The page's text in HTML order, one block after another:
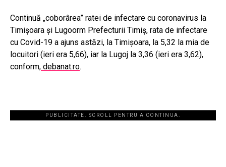
Continuă „coborârea” ratei de infectare cu coronavirus la
Timișoara și Lugoorm Prefecturii Timiș, rata de infectare
cu Covid-19 a ajuns astăzi, la Timișoara, la 5,32 la mia de
locuitori (ieri era 5,66), iar la Lugoj la 3,36 (ieri era 3,62),
conform, debanat.ro.
PUBLICITATE. SCROLL PENTRU A CONTINUA.